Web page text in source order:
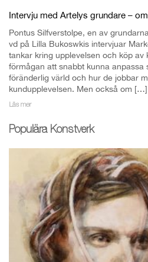
Intervju med Artelys grundare –
Pontus Silfverstolpe, en av
vd på Lilla Bukoswkis intervjuar
tankar kring upplevelsen och köp
förmågan att snabbt kunna anpassa
föränderlig värld och hur de jobbar
kundupplevelsen. Men också om […]
Läs mer
Populära Konstverk